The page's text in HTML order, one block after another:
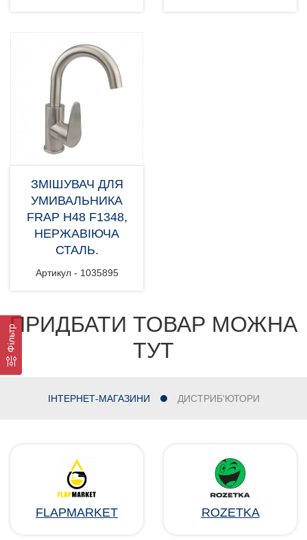
Фільтр
ЗМІШУВАЧ ДЛЯ
УМИВАЛЬНИКА
FRAP H48 F1348,
НЕРЖАВІЮЧА
СТАЛЬ.
Артикул - 1035895
ПРИДБАТИ ТОВАР МОЖНА
ТУТ
ІНТЕРНЕТ-МАГАЗИНИ ДИСТРИБ'ЮТОРИ
FLAPMARKET ROZETKA